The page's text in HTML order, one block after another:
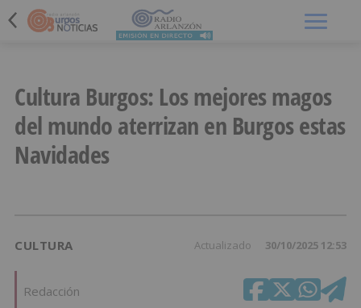
Cultura Burgos: Los mejores magos
del mundo aterrizan en Burgos estas
Navidades
CULTURA Actualizado 30/10/2025 12:53
Redacción